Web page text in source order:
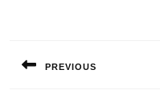
ナ
PREVIOUS